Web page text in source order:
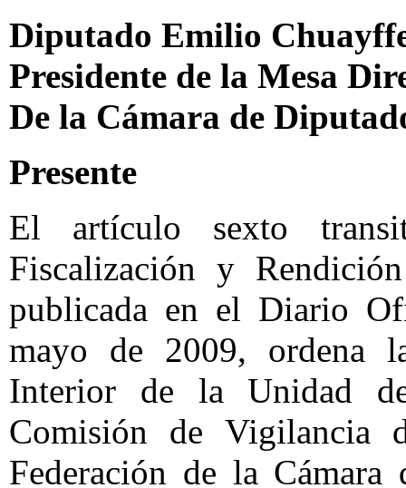
Diputado Emilio
Presidente de la Mesa
De la Cámara de
Presente
El artículo sexto
Fiscalización y
publicada en el Diario
mayo de 2009, ordena
Interior de la Unidad
Comisión de Vigilancia
Federación de la